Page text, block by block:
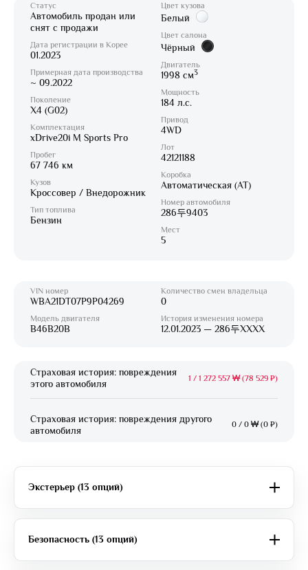
Статус
Автомобиль продан или
снят с продажи
Дата регистрации в Корее
01.2023
Примерная дата производства
~ 09.2022
Поколение
X4 (G02)
Комплектация
xDrive20i M Sports Pro
Пробег
67 746 км
Кузов
Кроссовер / Внедорожник
Тип топлива
Бензин
Цвет кузова
Белый
Цвет салона
Чёрный
Двигатель
1998 см3
Мощность
184 л.с.
Привод
4WD
Лот
42121188
Коробка
Автоматическая (AT)
Номер автомобиля
286두9403
Мест
5
VIN номер
WBA21DT07P9P04269
Модель двигателя
B46B20B
Количество смен владельца
0
История изменения номера
12.01.2023 — 286두XXXX
Страховая история: повреждения
этого автомобиля
1 / 1 272 557 ₩ (78 529 ₽)
Страховая история: повреждения другого
автомобиля
0 / 0 ₩ (0 ₽)
Экстерьер (13 опций)
Безопасность (13 опций)